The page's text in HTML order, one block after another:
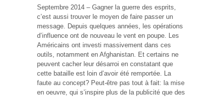
Septembre 2014 – Gagner la guerre des esprits,
c’est aussi trouver le moyen de faire passer un
message. Depuis quelques années, les opérations
d’influence ont de nouveau le vent en poupe. Les
Américains ont investi massivement dans ces
outils, notamment en Afghanistan. Et certains ne
peuvent cacher leur désarroi en constatant que
cette bataille est loin d’avoir été remportée. La
faute au concept? Peut-être pas tout à fait: la mise
en oeuvre, qui s’inspire plus de la publicité que des